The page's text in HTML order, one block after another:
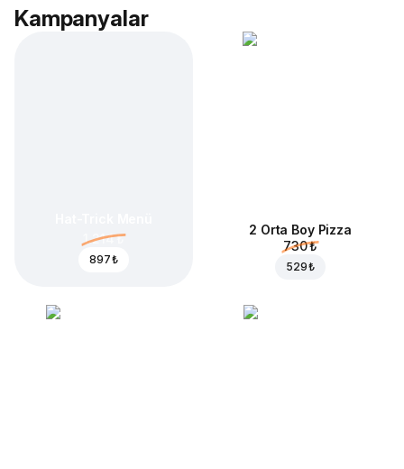
Kampanyalar
1.214 ₺
897 ₺
2 Orta Boy Pizza
730 ₺
529 ₺